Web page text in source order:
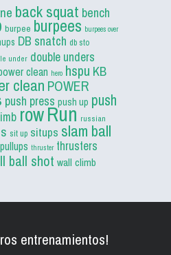
back squat bench
burpee burpees burpees over
DB snatch db sto
under double unders
clean hero hspu KB
clean POWER
push press push up push
rowRun russian
sit up situps slam ball
thruster thrusters
ball shot wall climb
entrenamientos!